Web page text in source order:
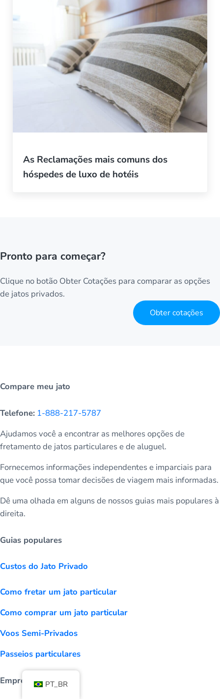
As Reclamações mais comuns dos
hóspedes de luxo de hotéis
Pronto para começar?
Clique no botão Obter Cotações para comparar as opções
de jatos privados.
Obter cotações
Compare meu jato
Telefone: 1-888-217-5787
Ajudamos você a encontrar as melhores opções de
fretamento de jatos particulares e de aluguel.
Fornecemos informações independentes e imparciais para
que você possa tomar decisões de viagem mais informadas.
Dê uma olhada em alguns de nossos guias mais populares à
direita.
Guias populares
Custos do Jato Privado
Como fretar um jato particular
Como comprar um jato particular
Voos Semi-Privados
Passeios particulares
Empresa PT_BR